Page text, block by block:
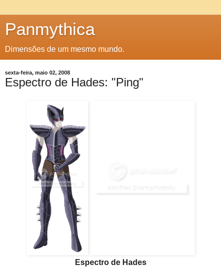
Panmythica
Dimensões de um mesmo mundo.
sexta-feira, maio 02, 2008
Espectro de Hades: "Ping"
Espectro de Hades